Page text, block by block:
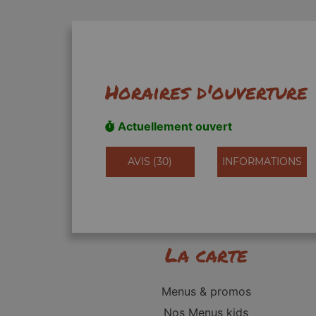
Horaires d'ouverture
Actuellement ouvert
AVIS (30) INFORMATIONS
La carte
Menus & promos
Nos Menus kids